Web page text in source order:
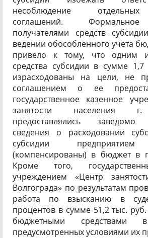
несоблюдение
соглашений.
получателями средств
ведении обособленного учета
привело к тому, что одним
средства субсидии в сумме
израсходованы на цели, не
соглашением о ее
государственное казенное
занятости населения г.
предоставлялись заведомо
сведения о расходовании
субсидии
(компенсированы) в бюджет в
Кроме того,
учреждением «Центр
Волгограда» по результатам
работа по взысканию в
процентов в сумме 51,2 тыс.
бюджетными
предусмотренных условиями их